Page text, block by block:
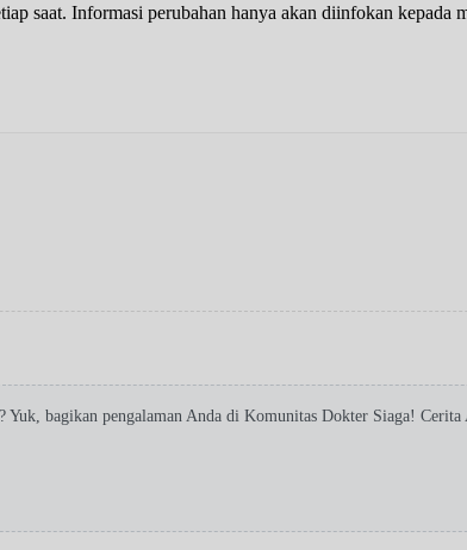
saat. Informasi perubahan hanya akan diinfokan kepada
? Yuk, bagikan pengalaman Anda di Komunitas Dokter Siaga!